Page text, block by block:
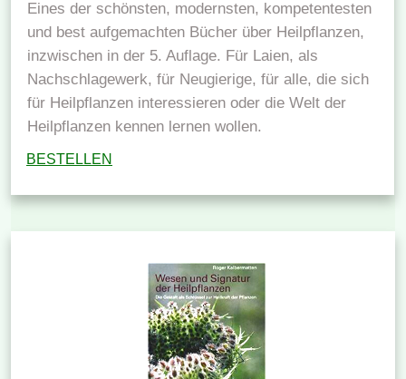
Eines der schönsten, modernsten, kompetentesten
und best aufgemachten Bücher über Heilpflanzen,
inzwischen in der 5. Auflage. Für Laien, als
Nachschlagewerk, für Neugierige, für alle, die sich
für Heilpflanzen interessieren oder die Welt der
Heilpflanzen kennen lernen wollen.
BESTELLEN